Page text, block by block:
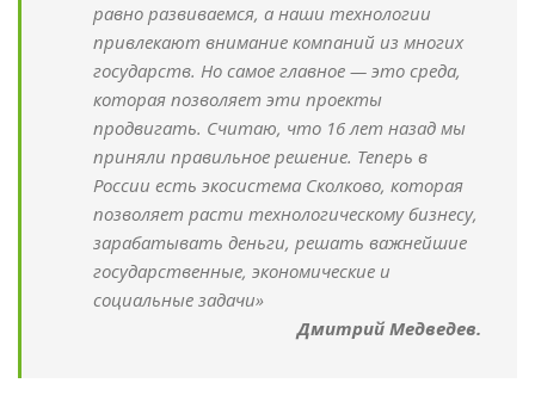
равно развиваемся, а наши технологии
привлекают внимание компаний из многих
государств. Но самое главное — это среда,
которая позволяет эти проекты
продвигать. Считаю, что 16 лет назад мы
приняли правильное решение. Теперь в
России есть экосистема Сколково, которая
позволяет расти технологическому бизнесу,
зарабатывать деньги, решать важнейшие
государственные, экономические и
социальные задачи»
Дмитрий Медведев.